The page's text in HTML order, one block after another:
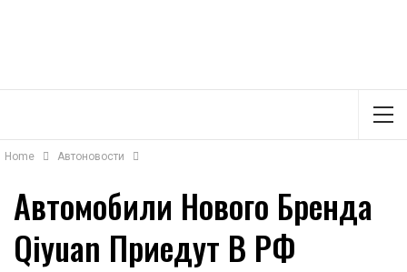
Home Автоновости
Автомобили Нового Бренда
Qiyuan Приедут В РФ